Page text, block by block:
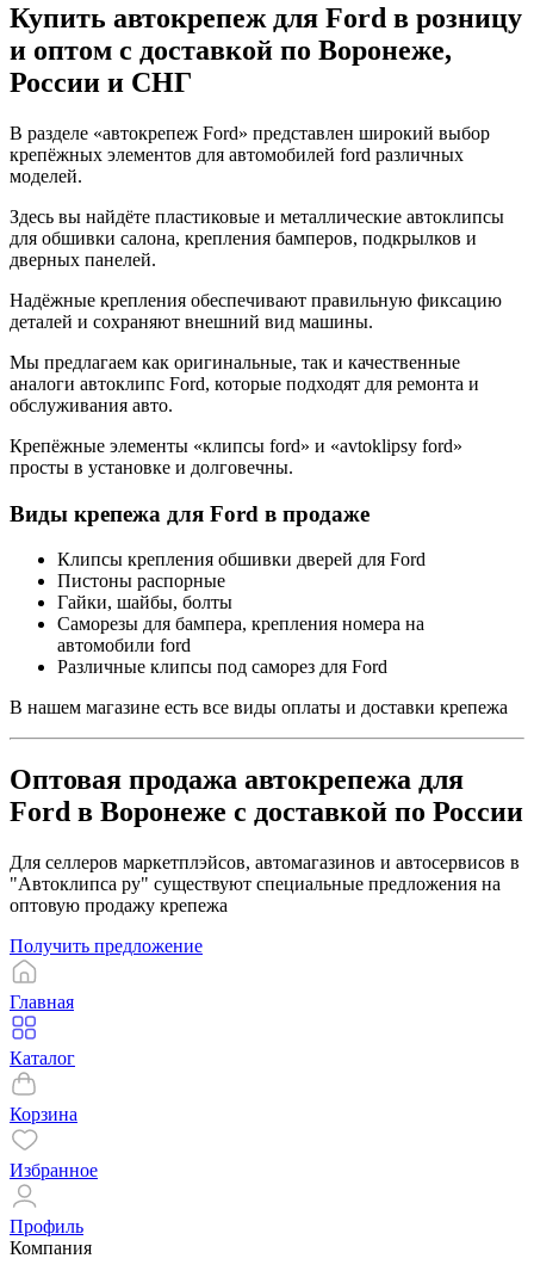
Купить автокрепеж для Ford в розницу
и оптом с доставкой по Воронеже,
России и СНГ
В разделе «автокрепеж Ford» представлен широкий выбор
крепёжных элементов для автомобилей ford различных
моделей.
Здесь вы найдёте пластиковые и металлические автоклипсы
для обшивки салона, крепления бамперов, подкрылков и
дверных панелей.
Надёжные крепления обеспечивают правильную фиксацию
деталей и сохраняют внешний вид машины.
Мы предлагаем как оригинальные, так и качественные
аналоги автоклипс Ford, которые подходят для ремонта и
обслуживания авто.
Крепёжные элементы «клипсы ford» и «avtoklipsy ford»
просты в установке и долговечны.
Виды крепежа для Ford в продаже
Клипсы крепления обшивки дверей для Ford
Пистоны распорные
Гайки, шайбы, болты
Саморезы для бампера, крепления номера на
автомобили ford
Различные клипсы под саморез для Ford
В нашем магазине есть все виды оплаты и доставки крепежа
Оптовая продажа автокрепежа для
Ford в Воронеже с доставкой по России
Для селлеров маркетплэйсов, автомагазинов и автосервисов в
"Автоклипса ру" существуют специальные предложения на
оптовую продажу крепежа
Получить предложение
Главная
Каталог
Корзина
Избранное
Профиль
Компания